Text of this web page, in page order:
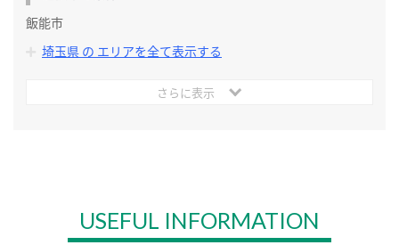
飯能市
埼玉県 の エリアを全て表示する
さらに表示
USEFUL INFORMATION